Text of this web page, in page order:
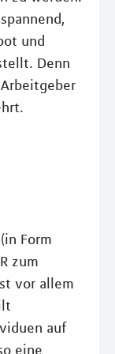
und
Denn
Form
zum
vor allem
auf
eine